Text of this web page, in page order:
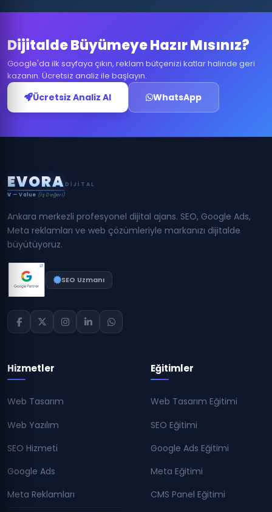
Dijitalde Büyümeye Hazır Mısınız?
Google'da ilk sayfaya çıkın, reklam bütçenizi katlar halinde geri
kazanın. Ücretsiz analiz ile başlayın.
Ücretsiz Analiz Al WhatsApp
EVORA DIJITAL
V — Value (İş Değeri)
Ankara merkezli profesyonel dijital ajans. SEO, Google Ads,
Meta reklamları ve web çözümleriyle markanızı dijitalde
büyütüyoruz.
SEO Uzmanı
Hizmetler
Web Tasarım
Web Yazılım
SEO Hizmeti
Google Ads
Meta Reklamları
Eğitimler
Web Tasarım Eğitimi
SEO Eğitimi
Google Ads Eğitimi
Meta Eğitimi
CMS Panel Eğitimi